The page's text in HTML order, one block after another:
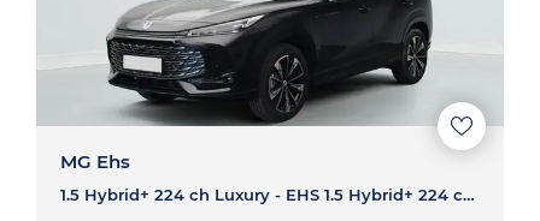
MG Ehs
1.5 Hybrid+ 224 ch Luxury - EHS 1.5 Hybrid+ 224 ch Luxury